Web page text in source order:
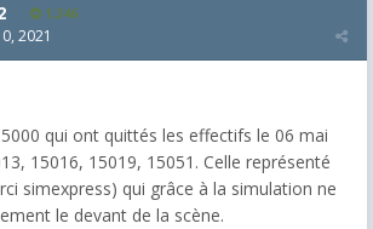
1,346
2021
qui ont quittés les effectifs le 06 mai
15016, 15019, 15051. Celle représenté
simexpress) qui grâce à la simulation ne
le devant de la scène.